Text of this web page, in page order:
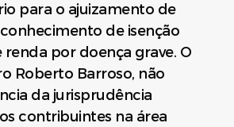
para o ajuizamento de
de isenção
por doença grave. O
Roberto Barroso, não
da jurisprudência
contribuintes na área